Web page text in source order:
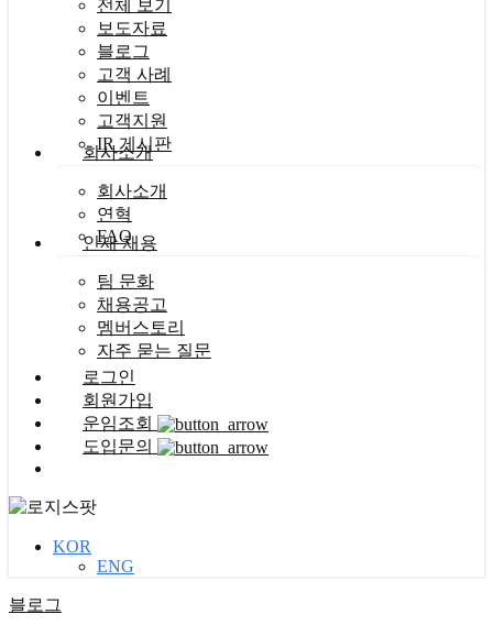
전체 보기
보도자료
블로그
고객 사례
이벤트
고객지원
IR 게시판
회사소개
회사소개
연혁
FAQ
인재 채용
팀 문화
채용공고
멤버스토리
자주 묻는 질문
로그인
회원가입
운임조회
도입문의
KOR
ENG
블로그